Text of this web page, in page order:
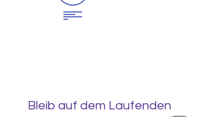
Bleib auf dem Laufenden